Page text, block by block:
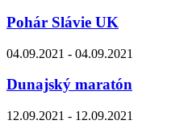
Pohár Slávie UK
04.09.2021 - 04.09.2021
Dunajský maratón
12.09.2021 - 12.09.2021